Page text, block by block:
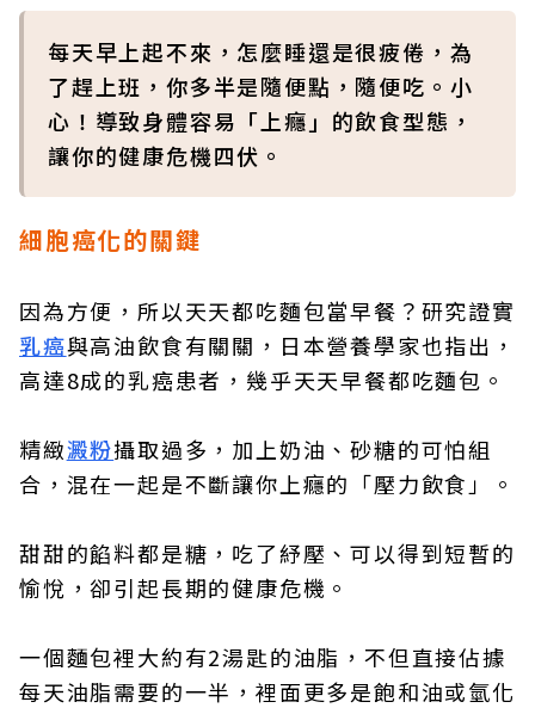
每天早上起不來，怎麼睡還是很疲倦，為
了趕上班，你多半是隨便點，隨便吃。小
心！導致身體容易「上癮」的飲食型態，
讓你的健康危機四伏。
細胞癌化的關鍵
因為方便，所以天天都吃麵包當早餐？研究證實
乳癌與高油飲食有關關，日本營養學家也指出，
高達8成的乳癌患者，幾乎天天早餐都吃麵包。
精緻澱粉攝取過多，加上奶油、砂糖的可怕組
合，混在一起是不斷讓你上癮的「壓力飲食」。
甜甜的餡料都是糖，吃了紓壓、可以得到短暫的
愉悅，卻引起長期的健康危機。
一個麵包裡大約有2湯匙的油脂，不但直接佔據
每天油脂需要的一半，裡面更多是飽和油或氫化